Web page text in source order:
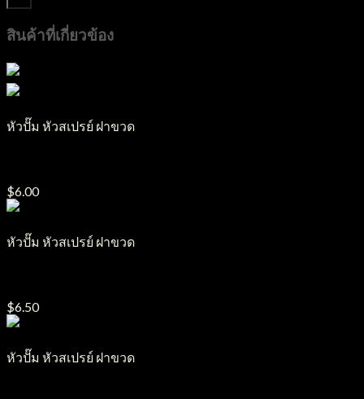
สินค้าที่เกี่ยวข้อง
หัวปั๊ม หัวสเปรย์ ฝาขวด
$6.00
หัวปั๊ม หัวสเปรย์ ฝาขวด
$6.50
หัวปั๊ม หัวสเปรย์ ฝาขวด